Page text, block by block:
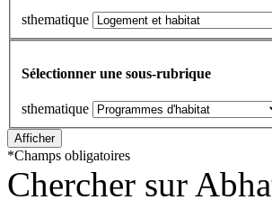
sthematique
Sélectionner une sous-rubrique
sthematique
*Champs obligatoires
Chercher sur